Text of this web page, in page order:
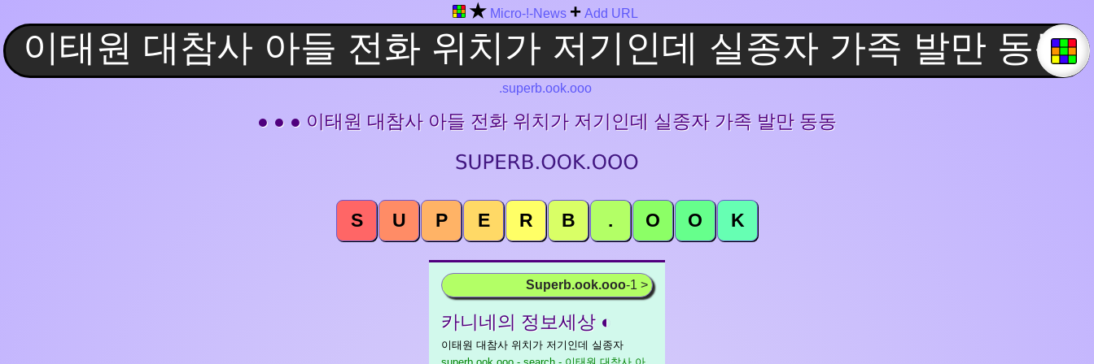
★ Micro-!-News + Add URL
.superb.ook.ooo
● ● ● 이태원 대참사 아들 전화 위치가 저기인데 실종자 가족 발만 동동
S U P E R B . O O K
Superb.ook.ooo-1 >
카니네의 정보세상 ◐
이태원 대참사 위치가 저기인데 실종자